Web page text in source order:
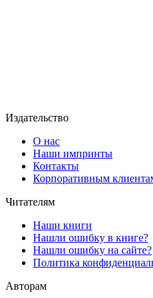
Издательство
О нас
Наши импринты
Контакты
Корпоративным
Читателям
Наши книги
Нашли ошибку в книге?
Нашли ошибку на сайте?
Политика
Авторам